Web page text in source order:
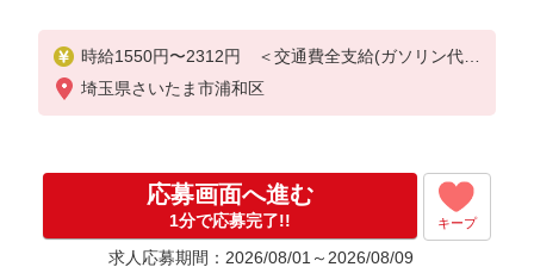
時給1550円〜2312円 ＜交通費全支給(ガソリン代含
む)＞
埼玉県さいたま市浦和区
応募画面へ進む
1分で応募完了!! キープ
求人応募期間：2026/08/01～2026/08/09